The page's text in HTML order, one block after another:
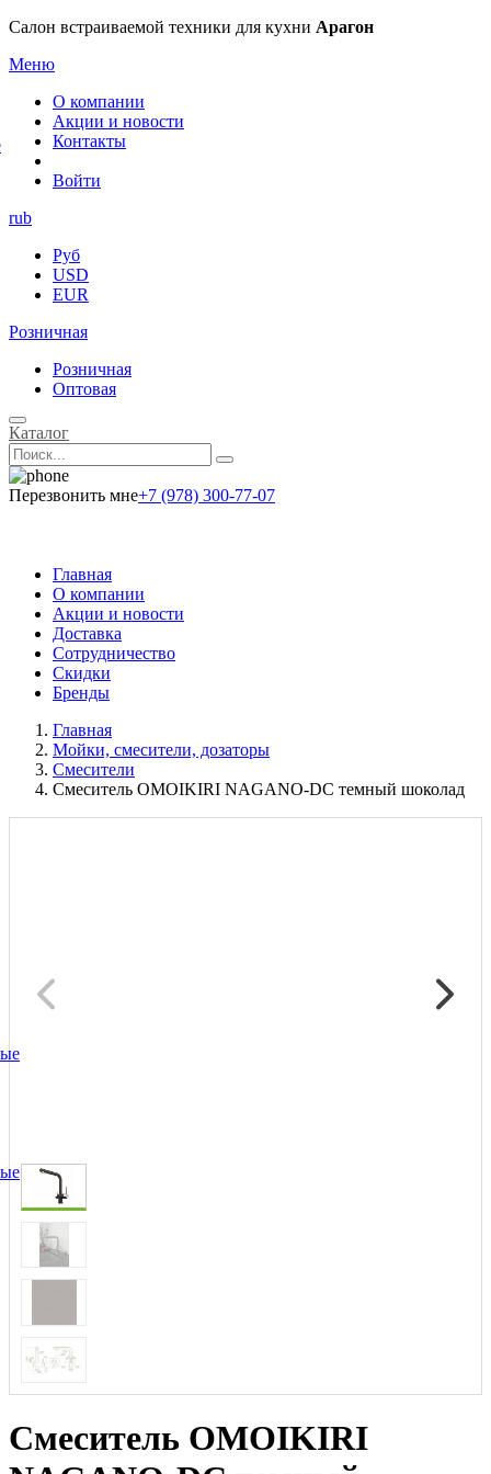
Салон встраиваемой техники для кухни Арагон
Меню
О компании
Акции и новости
Контакты
Войти
rub
Руб
USD
EUR
Розничная
Розничная
Оптовая
Каталог
Перезвонить мне+7 (978) 300-77-07
Главная
О компании
Акции и новости
Доставка
Сотрудничество
Скидки
Бренды
Главная
Мойки, смесители, дозаторы
Смесители
Смеситель OMOIKIRI NAGANO-DC темный шоколад
Смеситель OMOIKIRI